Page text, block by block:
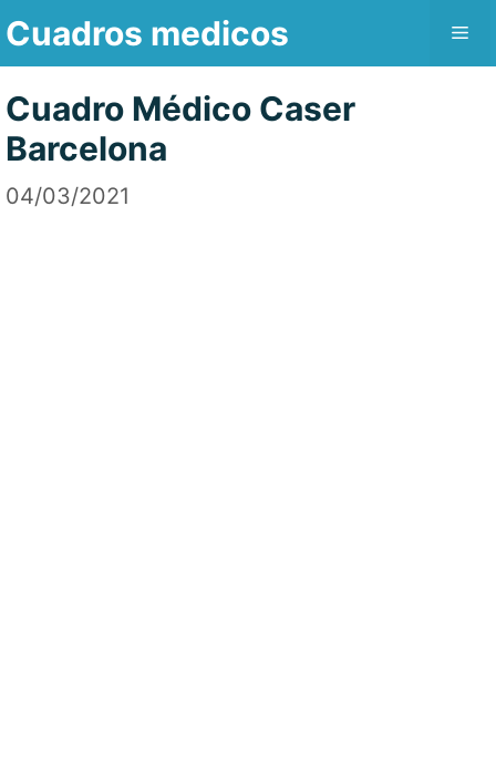
Saltar
contenido
Cuadros medicos
Cuadro Médico Caser
Barcelona
04/03/2021